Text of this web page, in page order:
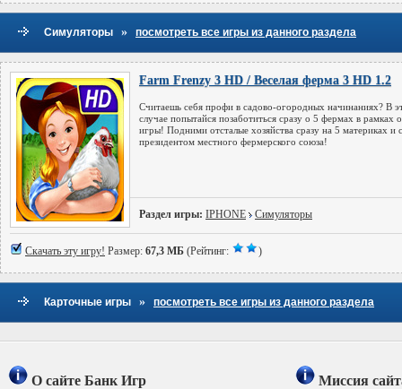
Симуляторы » посмотреть все игры из данного раздела
Farm Frenzy 3 HD / Веселая ферма 3 HD 1.2
Считаешь себя профи в садово-огородных начинаниях? В
случае попытайся позаботиться сразу о 5 фермах в рамках
игры! Подними отсталые хозяйства сразу на 5 материках и
президентом местного фермерского союза!
Раздел игры: IPHONE Симуляторы
Скачать эту игру! Размер: 67,3 МБ (Рейтинг: )
Карточные игры » посмотреть все игры из данного раздела
О сайте Банк Игр Миссия